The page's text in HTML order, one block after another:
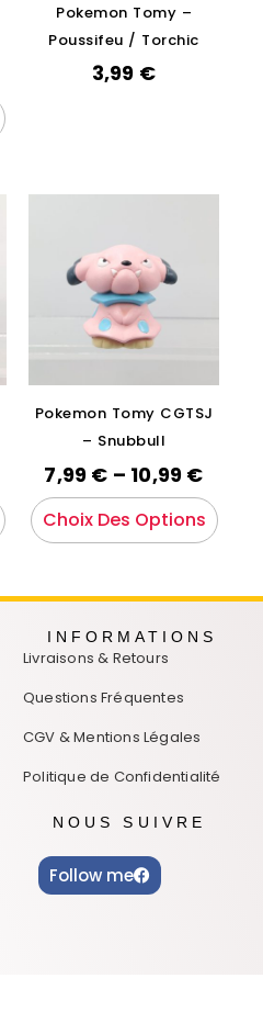
Pokemon Tomy –
Poussifeu / Torchic
3,99 €
Pokemon Tomy CGTSJ
– Snubbull
7,99 € – 10,99 €
Choix Des Options
INFORMATIONS
Livraisons & Retours
Questions Fréquentes
CGV & Mentions Légales
Politique de Confidentialité
NOUS SUIVRE
Follow me